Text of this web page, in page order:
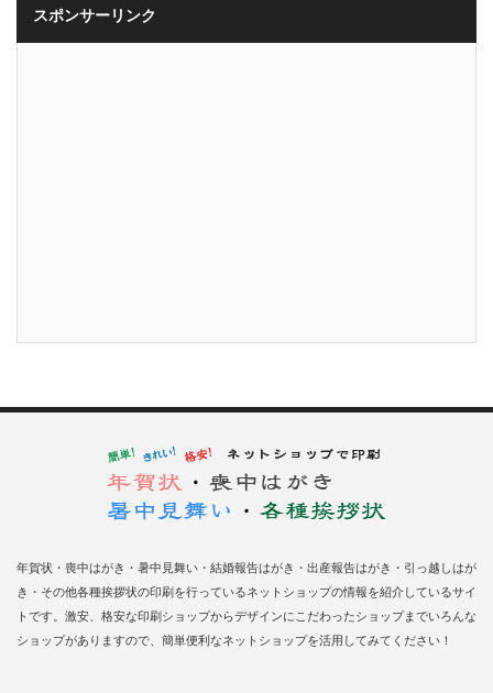
スポンサーリンク
年賀状・喪中はがき・暑中見舞い・結婚報告はがき・出産報告はがき・引っ越しはが
き・その他各種挨拶状の印刷を行っているネットショップの情報を紹介しているサイ
トです。激安、格安な印刷ショップからデザインにこだわったショップまでいろんな
ショップがありますので、簡単便利なネットショップを活用してみてください！